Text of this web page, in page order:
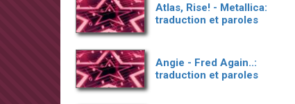
Atlas, Rise! - Metallica:
traduction et paroles
Angie - Fred Again..:
traduction et paroles